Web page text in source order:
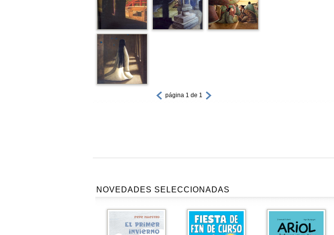
página 1 de 1
NOVEDADES SELECCIONADAS